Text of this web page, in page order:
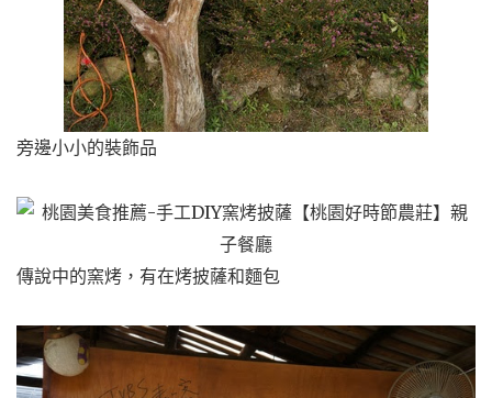
旁邊小小的裝飾品
傳說中的窯烤，有在烤披薩和麵包